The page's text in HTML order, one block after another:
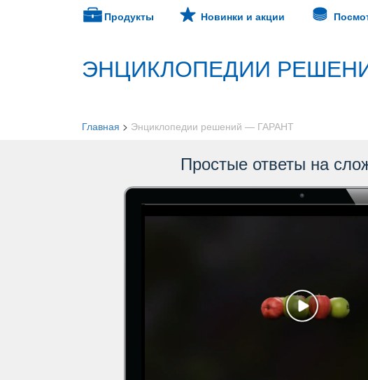
Продукты Новинки и акции
ЭНЦИКЛОПЕДИИ
Главная > Энциклопедии решений — ГАРАНТ
Простые ответы на